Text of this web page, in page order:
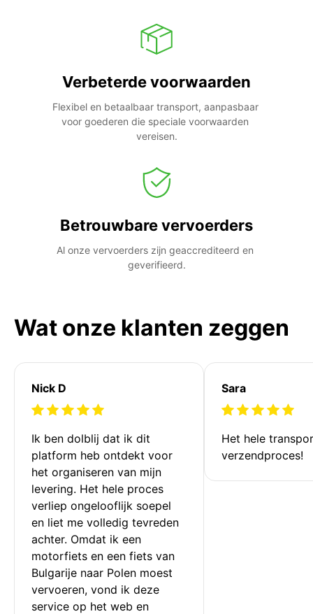
Verbeterde voorwaarden
Flexibel en betaalbaar transport, aanpasbaar
voor goederen die speciale voorwaarden
vereisen.
Betrouwbare vervoerders
Al onze vervoerders zijn geaccrediteerd en
geverifieerd.
Wat onze klanten zeggen
Nick D
Ik ben dolblij dat ik dit
platform heb ontdekt voor
het organiseren van mijn
levering. Het hele proces
verliep ongelooflijk soepel
en liet me volledig tevreden
achter. Omdat ik een
motorfiets en een fiets van
Bulgarije naar Polen moest
vervoeren, vond ik deze
service op het web en
Sara
Het hele
verzendproces!